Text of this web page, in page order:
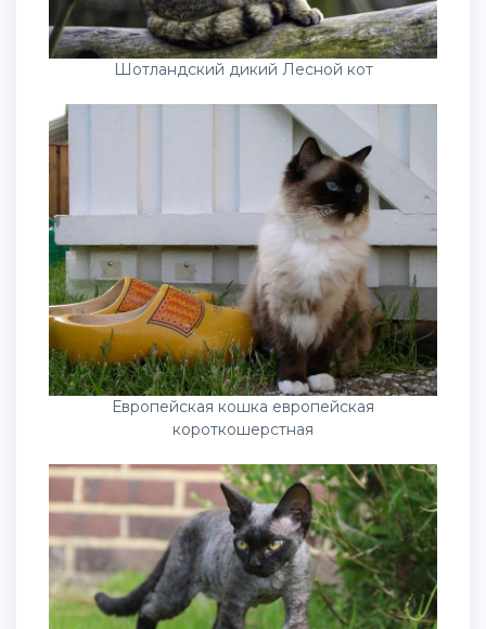
Шотландский дикий Лесной кот
Европейская кошка европейская
короткошерстная